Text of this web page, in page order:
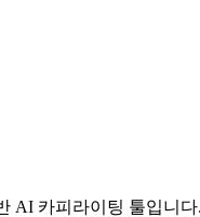
AI 카피라이팅 툴입니